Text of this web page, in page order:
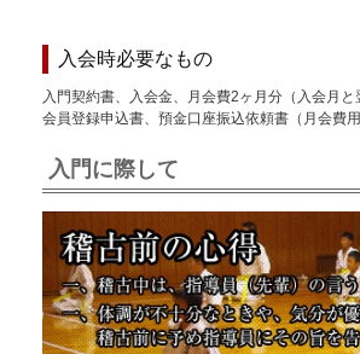
入会時必要なもの
入門契約書、入会金、月会費2ヶ月分（入会月
会員登録申込書、預金口座振込依頼書（月会費用
入門に際して